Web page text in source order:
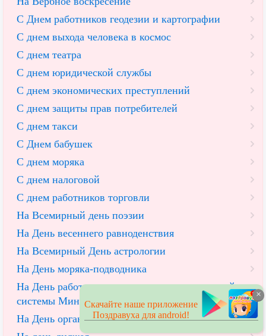
С Днем работников геодезии и картографии
С днем выхода человека в космос
С днем театра
С днем юридической службы
С днем экономических преступлений
С днем защиты прав потребителей
С днем такси
С Днем бабушек
С днем моряка
С днем налоговой
С днем работников торговли
На Всемирный день поэзии
На День весеннего равноденствия
На Всемирный День астрологии
На День моряка-подводника
На День работников уголовно-исполнительной
системы Минюста РФ
На День органов наркоконтроля
×
Скачайте наше приложение
Поздравуха для android!